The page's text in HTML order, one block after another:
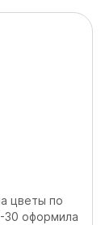
цветы по
30 оформила